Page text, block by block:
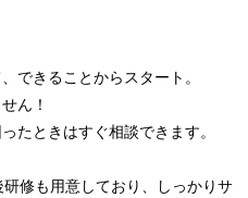
できることからスタート。
ん！
たときはすぐ相談できます。
修も用意しており、しっかりサ